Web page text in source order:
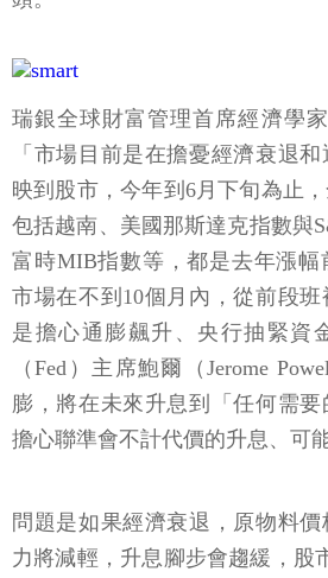
瑞銀全球財富管理首席經濟學
「市場目前是在擔憂經濟衰退
映到股市，今年到6月下旬為止
包括越南、美國那斯達克指數與
富時MIB指數等，都是去年漲幅
市場在不到10個月內，從前段
是擔心通膨飆升、央行抽緊資
（Fed）主席鮑爾（Jerome
膨，將在未來升息到「任何需
擔心聯準會不計代價的升息、可
問題是如果經濟衰退，原物料
力將減輕，升息腳步會趨緩，股